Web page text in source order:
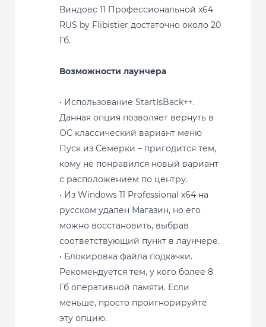
Виндовс 11 Профессиональной x64
RUS by Flibistier достаточно около 20
Гб.
Возможности лаунчера
• Использование StartIsBack++.
Данная опция позволяет вернуть в
ОС классический вариант меню
Пуск из Семерки – пригодится тем,
кому не понравился новый вариант
с расположением по центру.
• Из Windows 11 Professional x64 на
русском удален Магазин, но его
можно восстановить, выбрав
соответствующий пункт в лаунчере.
• Блокировка файла подкачки.
Рекомендуется тем, у кого более 8
Гб оперативной памяти. Если
меньше, просто проигнорируйте
эту опцию.